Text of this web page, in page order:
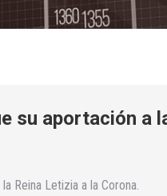
su aportación a
Reina Letizia a la Corona.